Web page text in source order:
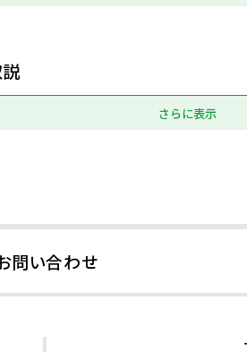
さらに表示
問い合わせ